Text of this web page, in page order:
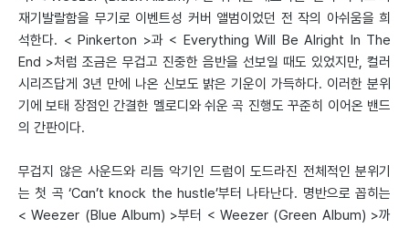
재기발랄함을 무기로 이벤트성 커버 앨범이었던 전 작의 아쉬움을 희
석한다. < Pinkerton >과 < Everything Will Be Alright In The
End >처럼 조금은 무겁고 진중한 음반을 선보일 때도 있었지만, 컬러
시리즈답게 3년 만에 나온 신보도 밝은 기운이 가득하다. 이러한 분위
기에 보태 장점인 간결한 멜로디와 쉬운 곡 진행도 꾸준히 이어온 밴드
의 간판이다.
무겁지 않은 사운드와 리듬 악기인 드럼이 도드라진 전체적인 분위기
는 첫 곡 ‘Can’t knock the hustle’부터 나타난다. 명반으로 꼽히는
< Weezer (Blue Album) >부터 < Weezer (Green Album) >까